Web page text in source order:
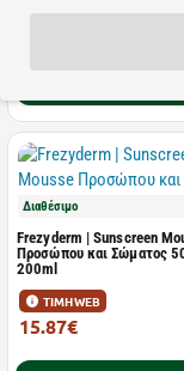
Διαθέσιμο
Frezyderm | Sunscreen
Προσώπου και Σώματος
200ml
ΤΙΜΗ WEB
15.87€